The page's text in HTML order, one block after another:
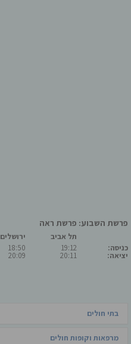
פרשת השבוע: פרשת ראה
כניסה:
יציאה:
תל אביב
19:12
20:11
ירושלים
18:50
20:09
בתי חולים
מרפאות וקופות חולים